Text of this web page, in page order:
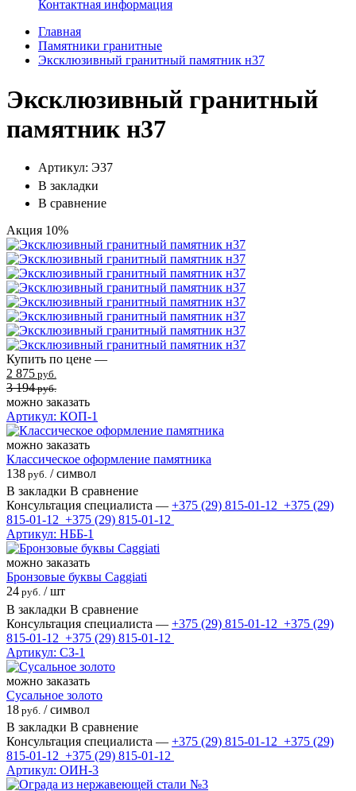
Контактная информация
Главная
Памятники гранитные
Эксклюзивный гранитный памятник н37
Эксклюзивный гранитный
памятник н37
Артикул: Э37
В закладки
В сравнение
Акция 10%
Купить по цене —
2 875 руб.
3 194руб.
можно заказать
Артикул: КОП-1
можно заказать
Классическое оформление памятника
138 руб. / символ
В закладки В сравнение
Консультация специалиста — +375 (29) 815-01-12 +375 (29)
815-01-12 +375 (29) 815-01-12
Артикул: НББ-1
можно заказать
Бронзовые буквы Caggiati
24 руб. / шт
В закладки В сравнение
Консультация специалиста — +375 (29) 815-01-12 +375 (29)
815-01-12 +375 (29) 815-01-12
Артикул: СЗ-1
можно заказать
Сусальное золото
18 руб. / символ
В закладки В сравнение
Консультация специалиста — +375 (29) 815-01-12 +375 (29)
815-01-12 +375 (29) 815-01-12
Артикул: ОИН-3